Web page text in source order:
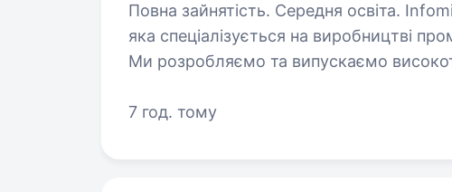
Повна зайнятість. Середня освіта. Infomir — це міжнародна група компаній,
яка спеціалізується на виробництві
Ми розробляємо та випускаємо
7 год. тому